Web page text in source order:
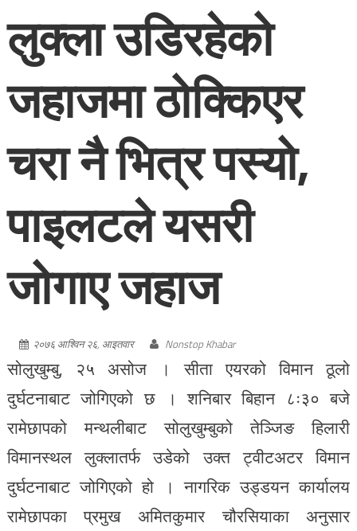
लुक्ला उडिरहेको
जहाजमा ठोक्किएर
चरा नै भित्र पस्यो,
पाइलटले यसरी
जोगाए जहाज
२०७६ आश्विन २६, आइतवार Nonstop Khabar
सोलुखुम्बु, २५ असोज । सीता एयरको विमान ठूलो
दुर्घटनाबाट जोगिएको छ । शनिबार बिहान ८ः३० बजे
रामेछापको मन्थलीबाट सोलुखुम्बुको तेञ्जिङ हिलारी
विमानस्थल लुक्लातर्फ उडेको उक्त ट्वीटअटर विमान
दुर्घटनाबाट जोगिएको हो । नागरिक उड्डयन कार्यालय
रामेछापका प्रमुख अमितकुमार चौरसियाका अनुसार